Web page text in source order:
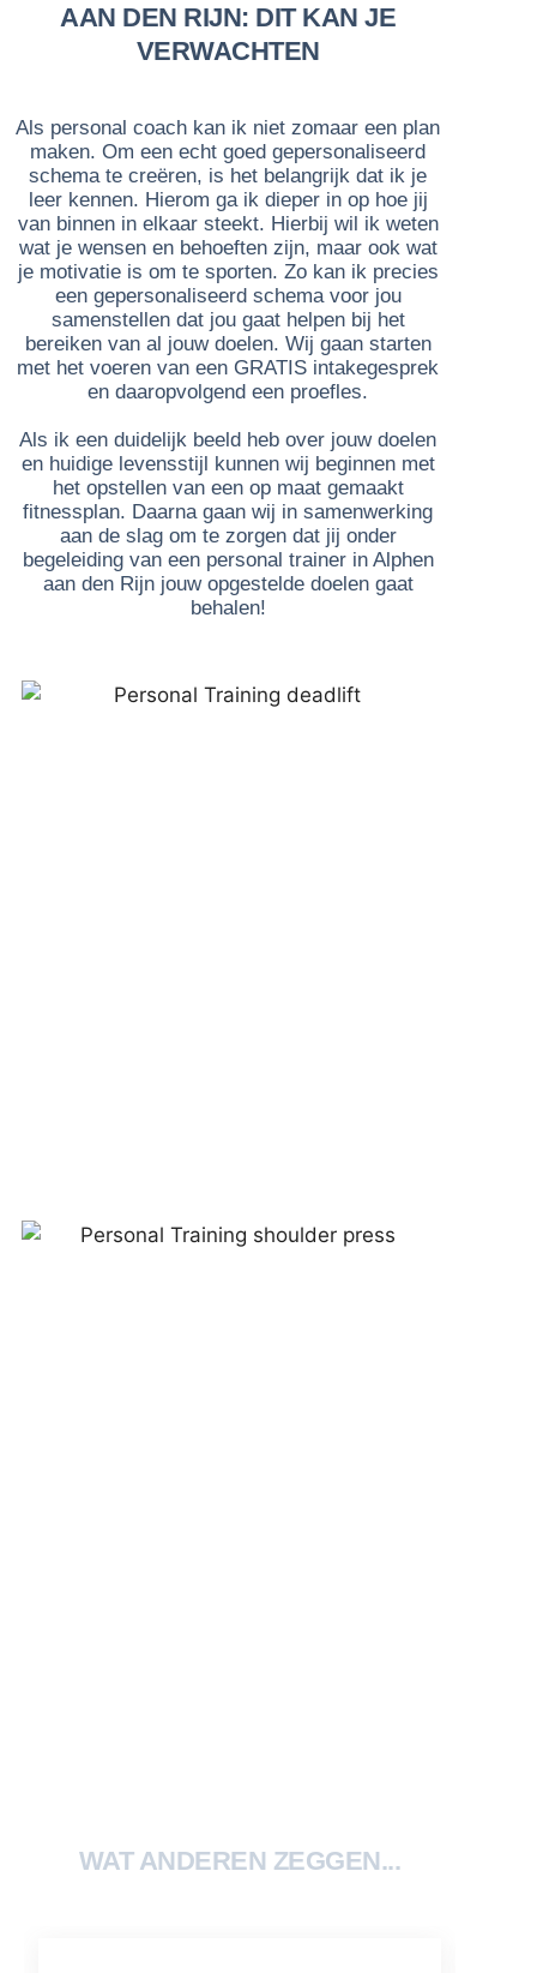
AAN DEN RIJN: DIT KAN JE
VERWACHTEN
Als personal coach kan ik niet zomaar een plan
maken. Om een echt goed gepersonaliseerd
schema te creëren, is het belangrijk dat ik je
leer kennen. Hierom ga ik dieper in op hoe jij
van binnen in elkaar steekt. Hierbij wil ik weten
wat je wensen en behoeften zijn, maar ook wat
je motivatie is om te sporten. Zo kan ik precies
een gepersonaliseerd schema voor jou
samenstellen dat jou gaat helpen bij het
bereiken van al jouw doelen. Wij gaan starten
met het voeren van een GRATIS intakegesprek
en daaropvolgend een proefles.
Als ik een duidelijk beeld heb over jouw doelen
en huidige levensstijl kunnen wij beginnen met
het opstellen van een op maat gemaakt
fitnessplan. Daarna gaan wij in samenwerking
aan de slag om te zorgen dat jij onder
begeleiding van een personal trainer in Alphen
aan den Rijn jouw opgestelde doelen gaat
behalen!
WAT ANDEREN ZEGGEN...